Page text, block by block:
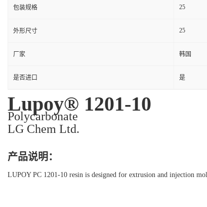
包装规格 25
外形尺寸 25
厂家 韩国
是否进口 是
Lupoy® 1201-10
Polycarbonate
LG Chem Ltd.
产品说明：
LUPOY PC 1201-10 resin is designed for extrusion and injection